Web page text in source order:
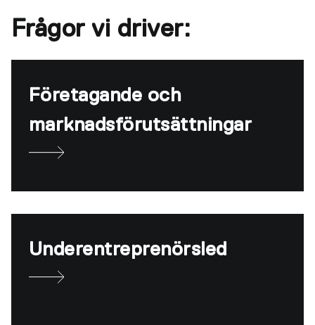
Frågor vi driver:
Företagande och
marknadsförutsättningar
Underentreprenörsled